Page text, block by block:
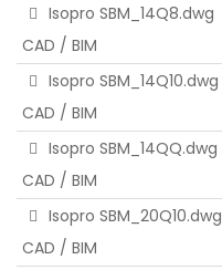
Isopro SBM_14Q8.dwg
CAD / BIM
Isopro SBM_14Q10.dwg
CAD / BIM
Isopro SBM_14QQ.dwg
CAD / BIM
Isopro SBM_20Q10.dwg
CAD / BIM